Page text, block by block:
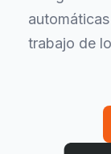
trabajo de